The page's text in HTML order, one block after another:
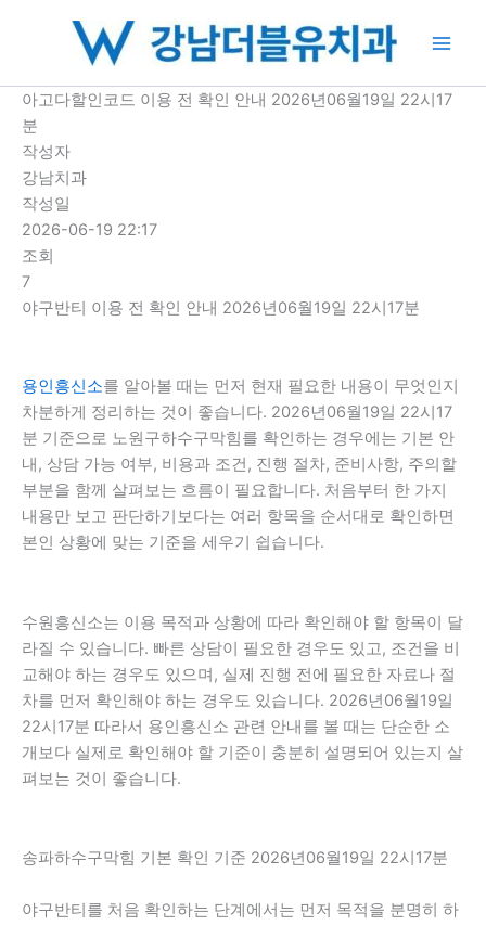
로 아고다할인코드 이용 전 확인 안내 2026년06월19일 22시17
분
작성자
강남치과
작성일
2026-06-19 22:17
조회
7
야구반티 이용 전 확인 안내 2026년06월19일 22시17분
용인흥신소를 알아볼 때는 먼저 현재 필요한 내용이 무엇인지
차분하게 정리하는 것이 좋습니다. 2026년06월19일 22시17
분 기준으로 노원구하수구막힘를 확인하는 경우에는 기본 안
내, 상담 가능 여부, 비용과 조건, 진행 절차, 준비사항, 주의할
부분을 함께 살펴보는 흐름이 필요합니다. 처음부터 한 가지
내용만 보고 판단하기보다는 여러 항목을 순서대로 확인하면
본인 상황에 맞는 기준을 세우기 쉽습니다.
수원흥신소는 이용 목적과 상황에 따라 확인해야 할 항목이 달
라질 수 있습니다. 빠른 상담이 필요한 경우도 있고, 조건을 비
교해야 하는 경우도 있으며, 실제 진행 전에 필요한 자료나 절
차를 먼저 확인해야 하는 경우도 있습니다. 2026년06월19일
22시17분 따라서 용인흥신소 관련 안내를 볼 때는 단순한 소
개보다 실제로 확인해야 할 기준이 충분히 설명되어 있는지 살
펴보는 것이 좋습니다.
송파하수구막힘 기본 확인 기준 2026년06월19일 22시17분
야구반티를 처음 확인하는 단계에서는 먼저 목적을 분명히 하